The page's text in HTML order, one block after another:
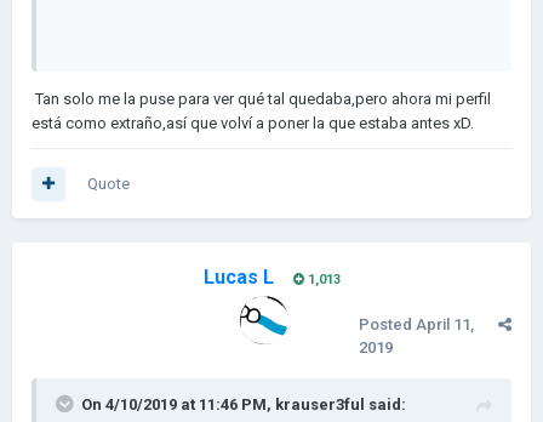
Tan solo me la puse para ver qué tal quedaba,pero ahora mi perfil
está como extraño,así que volví a poner la que estaba antes xD.
Quote
Lucas L 1,013
Posted April 11,
2019
On 4/10/2019 at 11:46 PM, krauser3ful said: